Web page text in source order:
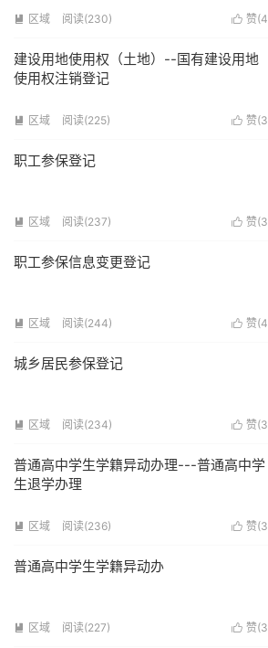
 赞(4
 区域 阅读(230)
建设用地使用权（土地）--国有建设用地
使用权注销登记
 赞(3
 区域 阅读(225)
职工参保登记
 赞(3
 区域 阅读(237)
职工参保信息变更登记
 赞(4
 区域 阅读(244)
城乡居民参保登记
 赞(3
 区域 阅读(234)
普通高中学生学籍异动办理---普通高中学
生退学办理
 赞(3
 区域 阅读(236)
普通高中学生学籍异动办
 赞(3
 区域 阅读(227)